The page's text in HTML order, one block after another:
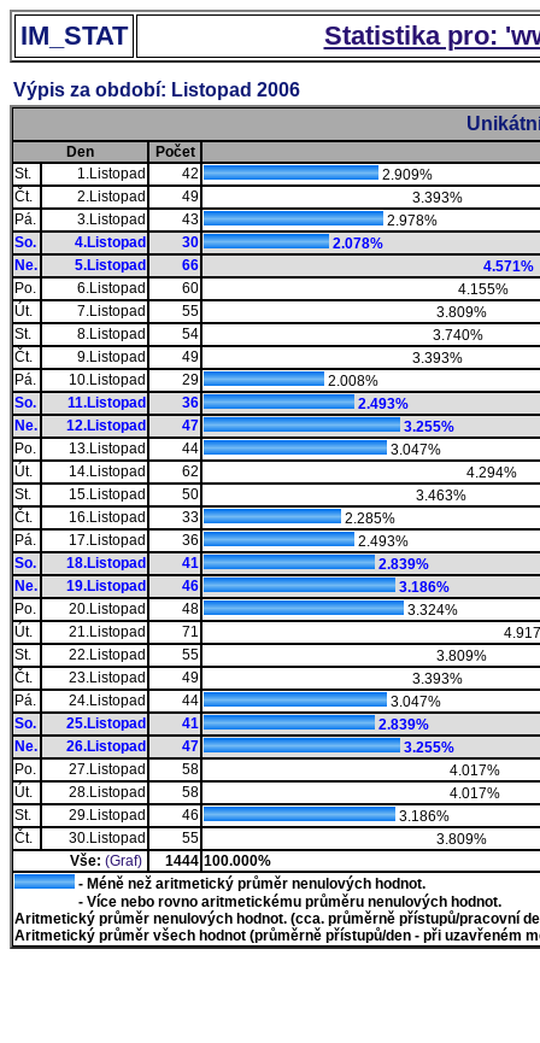
IM_STAT Statistika pro:
Výpis za období: Listopad 2006
Den
Počet
St.
1.Listopad 42
2.909%
Čt.
2.Listopad 49
3.393%
Pá.
3.Listopad 43
2.978%
So.
4.Listopad 30
2.078%
Ne.
5.Listopad 66
4.571%
Po.
6.Listopad 60
4.155%
Út.
7.Listopad 55
3.809%
St.
8.Listopad 54
3.740%
Čt.
9.Listopad 49
3.393%
Pá.
10.Listopad 29
2.008%
So.
11.Listopad 36
2.493%
Ne.
12.Listopad 47
3.255%
Po.
13.Listopad 44
3.047%
Út.
14.Listopad 62
4.294%
St.
15.Listopad 50
3.463%
Čt.
16.Listopad 33
2.285%
Pá.
17.Listopad 36
2.493%
So.
18.Listopad 41
2.839%
Ne.
19.Listopad 46
3.186%
Po.
20.Listopad 48
3.324%
Út.
21.Listopad 71
St.
22.Listopad 55
3.809%
Čt.
23.Listopad 49
3.393%
Pá.
24.Listopad 44
3.047%
So.
25.Listopad 41
2.839%
Ne.
26.Listopad 47
3.255%
Po.
27.Listopad 58
4.017%
Út.
28.Listopad 58
4.017%
St.
29.Listopad 46
3.186%
Čt.
30.Listopad 55
3.809%
Vše: (Graf) 1444 100.000%
- Méně než aritmetický průměr nenulových hodnot.
- Více nebo rovno aritmetickému průměru nenulových hodnot.
Aritmetický průměr nenulových hodnot. (cca. průměrně přístupů/pracovní
Aritmetický průměr všech hodnot (průměrně přístupů/den - při uzavřeném